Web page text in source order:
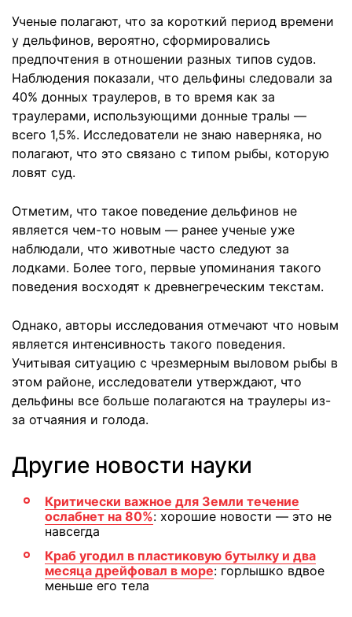
Ученые полагают, что за короткий период времени
у дельфинов, вероятно, сформировались
предпочтения в отношении разных типов судов.
Наблюдения показали, что дельфины следовали за
40% донных траулеров, в то время как за
траулерами, использующими донные тралы —
всего 1,5%. Исследователи не знаю наверняка, но
полагают, что это связано с типом рыбы, которую
ловят суд.
Отметим, что такое поведение дельфинов не
является чем-то новым — ранее ученые уже
наблюдали, что животные часто следуют за
лодками. Более того, первые упоминания такого
поведения восходят к древнегреческим текстам.
Однако, авторы исследования отмечают что новым
является интенсивность такого поведения.
Учитывая ситуацию с чрезмерным выловом рыбы в
этом районе, исследователи утверждают, что
дельфины все больше полагаются на траулеры из-
за отчаяния и голода.
Другие новости науки
Критически важное для Земли течение
ослабнет на 80%: хорошие новости — это не
навсегда
Краб угодил в пластиковую бутылку и два
месяца дрейфовал в море: горлышко вдвое
меньше его тела